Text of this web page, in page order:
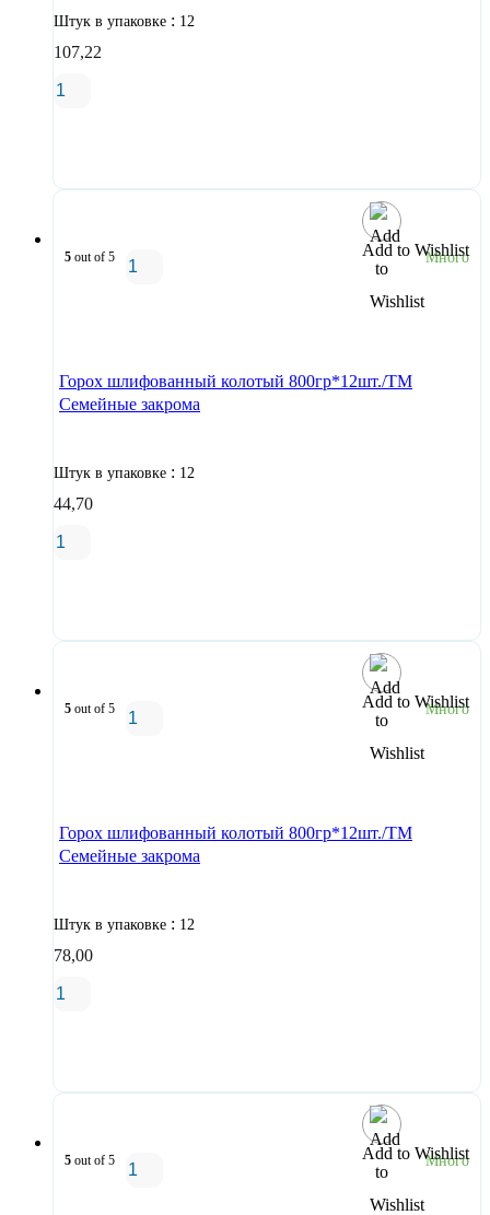
Штук в упаковке : 12
107,22
Add to Wishlist
5 out of 5 Много
Горох шлифованный колотый 800гр*12шт./ТМ
Семейные закрома
Штук в упаковке : 12
44,70
Add to Wishlist
5 out of 5 Много
Горох шлифованный колотый 800гр*12шт./ТМ
Семейные закрома
Штук в упаковке : 12
78,00
Add to Wishlist
5 out of 5 Много